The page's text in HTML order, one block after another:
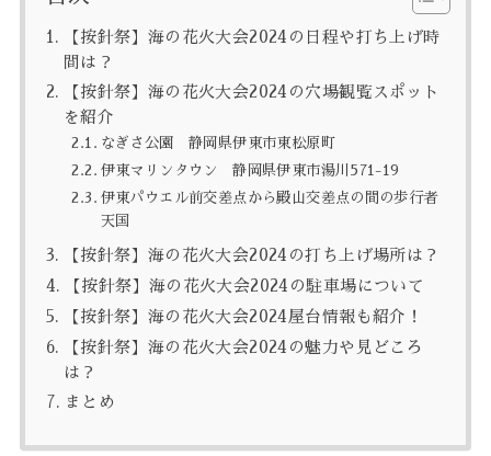
【按針祭】海の花火大会2024の日程や打ち上げ時
間は？
【按針祭】海の花火大会2024の穴場観覧スポット
を紹介
なぎさ公園 静岡県伊東市東松原町
伊東マリンタウン 静岡県伊東市湯川571-19
伊東パウエル前交差点から殿山交差点の間の歩行者
天国
【按針祭】海の花火大会2024の打ち上げ場所は？
【按針祭】海の花火大会2024の駐車場について
【按針祭】海の花火大会2024屋台情報も紹介！
【按針祭】海の花火大会2024の魅力や見どころ
は？
まとめ